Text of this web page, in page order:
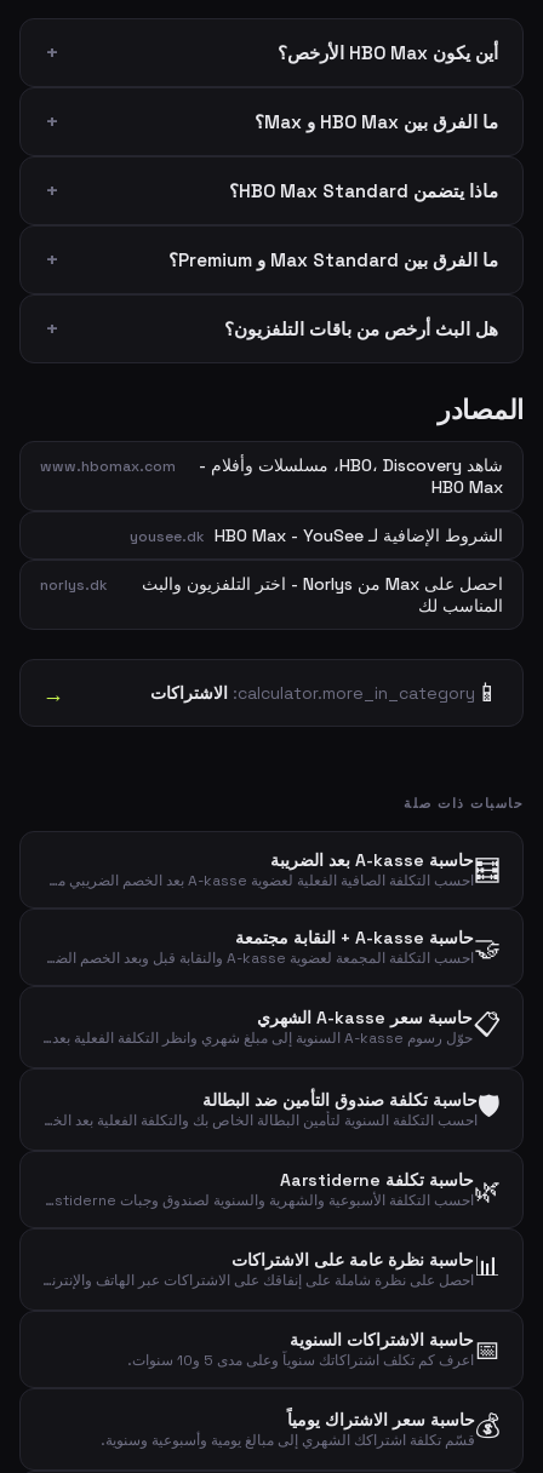
أين يكون HBO Max الأرخص؟
ما الفرق بين HBO Max و Max؟
ماذا يتضمن HBO Max Standard؟
ما الفرق بين Max Standard و Premium؟
هل البث أرخص من باقات التلفزيون؟
المصادر
شاهد HBO، Discovery، مسلسلات وأفلام -
HBO Max
www.hbomax.com
الشروط الإضافية لـ HBO Max - YouSee yousee.dk
احصل على Max من Norlys - اختر التلفزيون والبث
المناسب لك
norlys.dk
📱
calculator.more_in_category: الاشتراكات →
حاسبات ذات صلة
🧮حاسبة A-kasse بعد الضريبة
احسب التكلفة الصافية الفعلية لعضوية A-kasse بعد الخصم الضريبي مع نسبة خصم قابلة للتعديل.
🤝حاسبة A-kasse + النقابة مجتمعة
احسب التكلفة المجمعة لعضوية A-kasse والنقابة قبل وبعد الخصم الضريبي.
📋حاسبة سعر A-kasse الشهري
حوّل رسوم A-kasse السنوية إلى مبلغ شهري وانظر التكلفة الفعلية بعد الخصم الضريبي.
🛡️حاسبة تكلفة صندوق التأمين ضد البطالة
احسب التكلفة السنوية لتأمين البطالة الخاص بك والتكلفة الفعلية بعد الخصم الضريبي.
🌿حاسبة تكلفة Aarstiderne
احسب التكلفة الأسبوعية والشهرية والسنوية لصندوق وجبات Aarstiderne.
📊حاسبة نظرة عامة على الاشتراكات
احصل على نظرة شاملة على إنفاقك على الاشتراكات عبر الهاتف والإنترنت والبث والرياضة والموسيقى والأخبار.
📅حاسبة الاشتراكات السنوية
اعرف كم تكلف اشتراكاتك سنوياً وعلى مدى 5 و10 سنوات.
💰حاسبة سعر الاشتراك يومياً
قسّم تكلفة اشتراكك الشهري إلى مبالغ يومية وأسبوعية وسنوية.